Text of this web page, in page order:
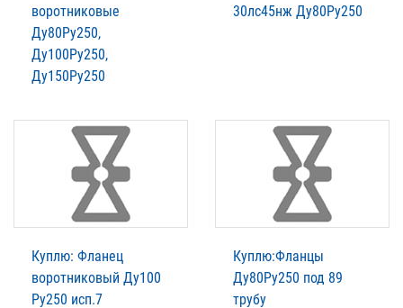
воротниковые
Ду80Ру250,
Ду100Ру250,
Ду150Ру250
30лс45нж Ду80Ру250
Куплю: Фланец
воротниковый Ду100
Ру250 исп.7
Куплю:Фланцы
Ду80Ру250 под 89
трубу